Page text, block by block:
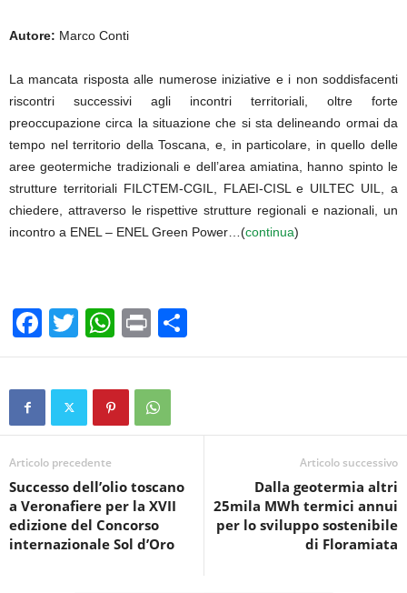
Autore: Marco Conti
La mancata risposta alle numerose iniziative e i non soddisfacenti
riscontri successivi agli incontri territoriali, oltre forte
preoccupazione circa la situazione che si sta delineando ormai da
tempo nel territorio della Toscana, e, in particolare, in quello delle
aree geotermiche tradizionali e dell’area amiatina, hanno spinto le
strutture territoriali FILCTEM-CGIL, FLAEI-CISL e UILTEC UIL, a
chiedere, attraverso le rispettive strutture regionali e nazionali, un
incontro a ENEL – ENEL Green Power…(continua)
F
a
c
b
o
o
k
T
wi
tt
W
h
at
s
A
p
Pr
in
t
o
vi
Articolo precedente
Successo dell’olio toscano
a Veronafiere per la XVII
edizione del Concorso
internazionale Sol d’Oro
Articolo successivo
Dalla geotermia altri
25mila MWh termici annui
per lo sviluppo sostenibile
di Floramiata